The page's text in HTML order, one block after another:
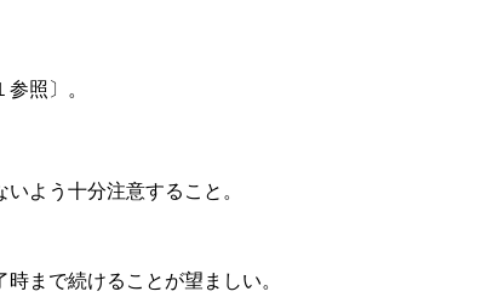
照〕。
よう十分注意すること。
まで続けることが望ましい。